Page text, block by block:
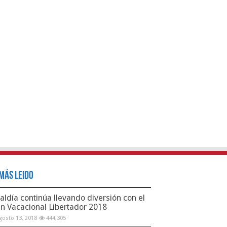
Leido
continúa llevando diversión con el
Vacacional Libertador 2018
13, 2018 444,305